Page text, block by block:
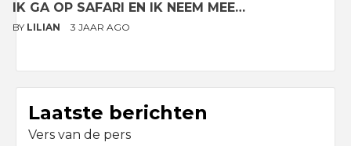
IK GA OP SAFARI EN IK NEEM MEE…
BY LILIAN 3 JAAR AGO
Laatste berichten
Vers van de pers